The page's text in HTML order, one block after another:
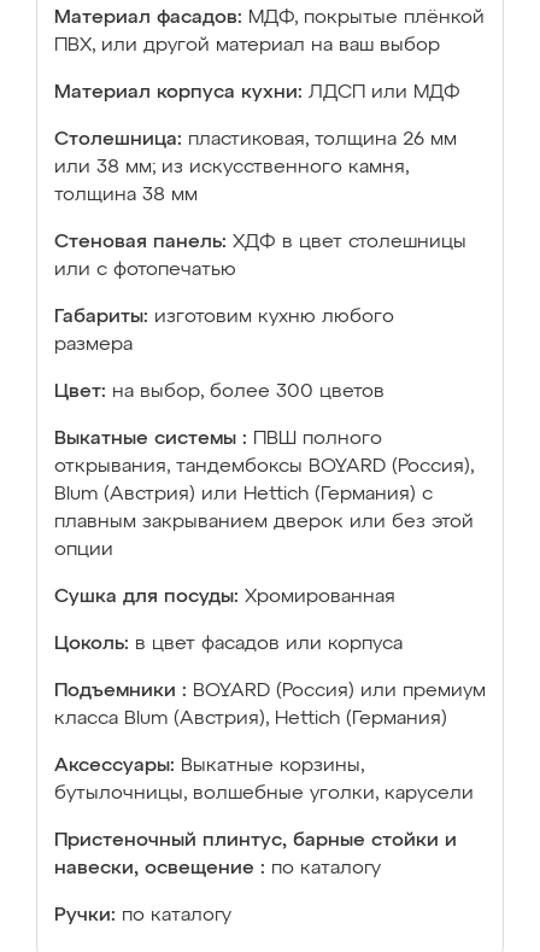
Материал фасадов: МДФ, покрытые плёнкой
ПВХ, или другой материал на ваш выбор
Материал корпуса кухни: ЛДСП или МДФ
Столешница: пластиковая, толщина 26 мм
или 38 мм; из искусственного камня,
толщина 38 мм
Стеновая панель: ХДФ в цвет столешницы
или с фотопечатью
Габариты: изготовим кухню любого
размера
Цвет: на выбор, более 300 цветов
Выкатные системы :
ПВШ полного
открывания, тандембоксы BOYARD (Россия),
Blum (Австрия) или Hettich (Германия) с
плавным закрыванием дверок или без этой
опции
Сушка для посуды: Хромированная
Цоколь: в цвет фасадов или корпуса
Подъемники : BOYARD (Россия) или премиум
класса Blum (Австрия), Hettich (Германия)
Аксессуары: Выкатные корзины,
бутылочницы, волшебные уголки, карусели
Пристеночный плинтус, барные стойки и
навески, освещение : по каталогу
Ручки: по каталогу